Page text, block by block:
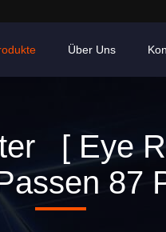
Über Uns
[ Eye
87